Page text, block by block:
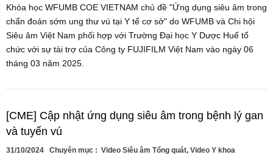
Khóa học WFUMB COE VIETNAM chủ đề "Ứng dụng siêu âm trong
chẩn đoán sớm ung thư vú tại Y tế cơ sở" do WFUMB và Chi hội
Siêu âm Việt Nam phối hợp với Trường Đại học Y Dược Huế tổ
chức với sự tài trợ của Công ty FUJIFILM Việt Nam vào ngày 06
tháng 03 năm 2025.
[CME] Cập nhật ứng dụng siêu âm trong bệnh lý gan
và tuyến vú
31/10/2024 Chuyên mục : Video Siêu âm Tổng quát, Video Y khoa